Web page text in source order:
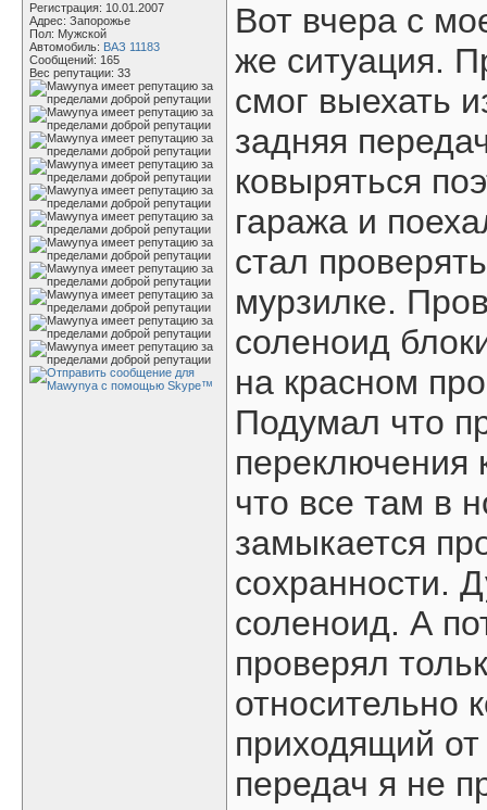
Регистрация: 10.01.2007
Адрес: Запорожье
Пол: Мужской
Автомобиль: ВАЗ 11183
Сообщений: 165
Вес репутации: 33
Вот вчера с
же ситуация.
смог выехать
задняя
ковыряться
гаража и
стал
мурзилке.
соленоид
на красном
Подумал что
переключения
что все там в
замыкается
сохранности.
соленоид. А
проверял
относительно
приходящий
передач я не